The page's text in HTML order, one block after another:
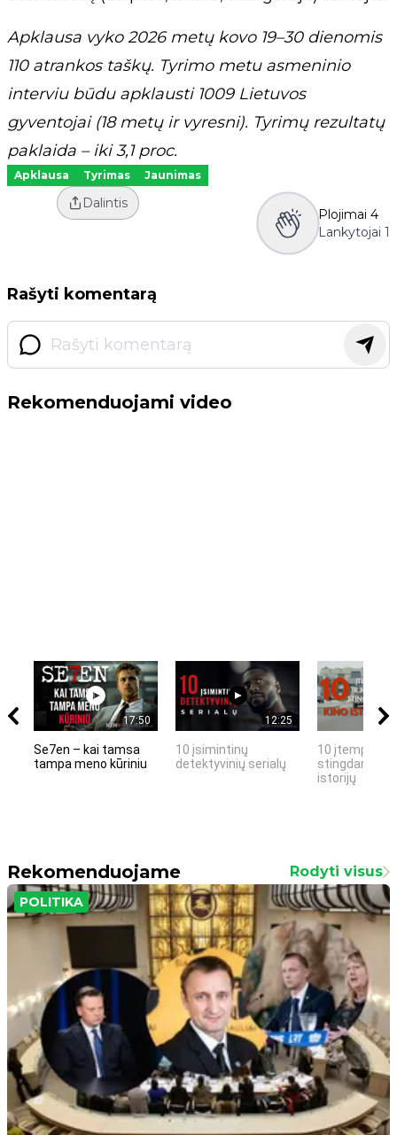
Apklausa vyko 2026 metų kovo 19–30 dienomis
110 atrankos taškų. Tyrimo metu asmeninio
interviu būdu apklausti 1009 Lietuvos
gyventojai (18 metų ir vyresni). Tyrimų rezultatų
paklaida – iki 3,1 proc.
Apklausa Tyrimas Jaunimas
Dalintis
Plojimai 4
Lankytojai 1
Rašyti komentarą
Rekomenduojami video
17:50
Se7en – kai tamsa
tampa meno kūriniu
12:25
10 įsimintinų
detektyvinių serialų
10 įtemptų,
stingdančių
istorijų
Rekomenduojame Rodyti visus
POLITIKA